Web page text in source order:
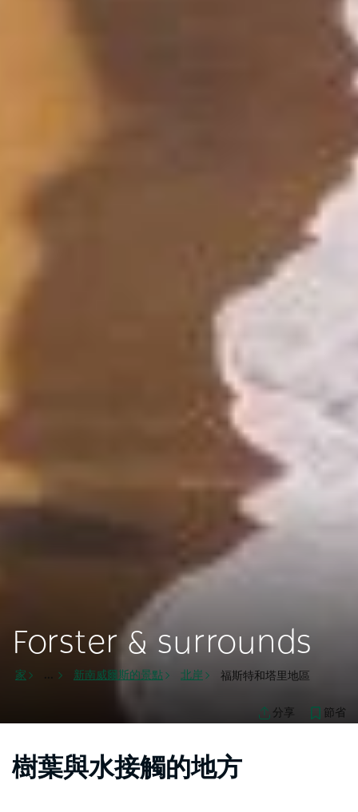
Forster & surrounds
家 ... 新南威爾斯的景點 北岸 福斯特和塔里地區
分享 節省
樹葉與水接觸的地方